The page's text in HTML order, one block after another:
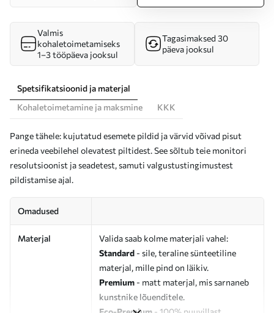
Valmis
kohaletoimetamiseks
1–3 tööpäeva jooksul
Tagasimaksed 30
päeva jooksul
Spetsifikatsioonid ja materjal
Kohaletoimetamine ja maksmine
KKK
Pange tähele: kujutatud esemete pildid ja värvid võivad pisut
erineda veebilehel olevatest piltidest. See sõltub teie monitori
resolutsioonist ja seadetest, samuti valgustustingimustest
pildistamise ajal.
Omadused
Materjal
Valida saab kolme materjali vahel:
Standard - sile, teraline sünteetiline
materjal, mille pind on läikiv.
Premium - matt materjal, mis sarnaneb
kunstnike lõuenditele.